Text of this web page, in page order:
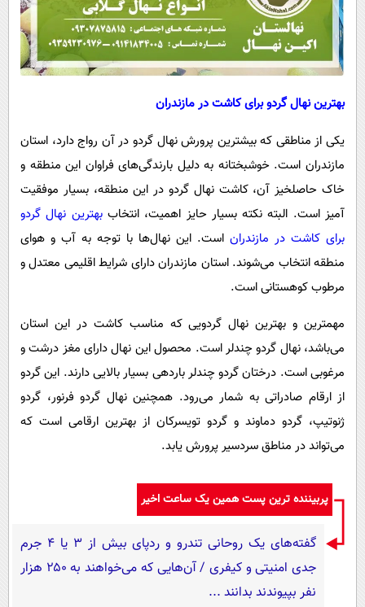
بهترین نهال گردو برای کاشت در مازندران
یکی از مناطقی که بیشترین پرورش نهال گردو در آن رواج دارد، استان
مازندران است. خوشبختانه به دلیل بارندگی‌های فراوان این منطقه و
خاک حاصلخیز آن، کاشت نهال گردو در این منطقه، بسیار موفقیت
آمیز است. البته نکته بسیار حایز اهمیت، انتخاب بهترین نهال گردو
برای کاشت در مازندران است. این نهال‌ها با توجه به آب و هوای
منطقه انتخاب می‌شوند. استان مازندران دارای شرایط اقلیمی معتدل و
مرطوب کوهستانی است.
مهمترین و بهترین نهال گردویی که مناسب کاشت در این استان
می‌باشد، نهال گردو چندلر است. محصول این نهال دارای مغز درشت و
مرغوبی است. درختان گردو چندلر باردهی بسیار بالایی دارند. این گردو
از ارقام صادراتی به شمار می‌رود. همچنین نهال گردو فرنور، گردو
ژنوتیپ، گردو دماوند و گردو تویسرکان از بهترین ارقامی است که
می‌تواند در مناطق سردسیر پرورش یابد.
پربیننده ترین پست همین یک ساعت اخیر
گفته‌های یک روحانی تندرو و ردپای بیش از ۳ یا ۴ جرم
جدی امنیتی و کیفری / آن‌هایی که می‌خواهند به ۲۵۰ هزار
نفر بپیوندند بدانند ...